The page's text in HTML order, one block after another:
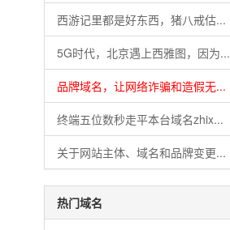
西游记里都是好东西，猪八戒估...
5G时代，北京遇上西雅图，因为...
品牌域名，让网络诈骗和造假无...
终端五位数秒走平本台域名zhix...
关于网站主体、域名和品牌变更...
热门域名